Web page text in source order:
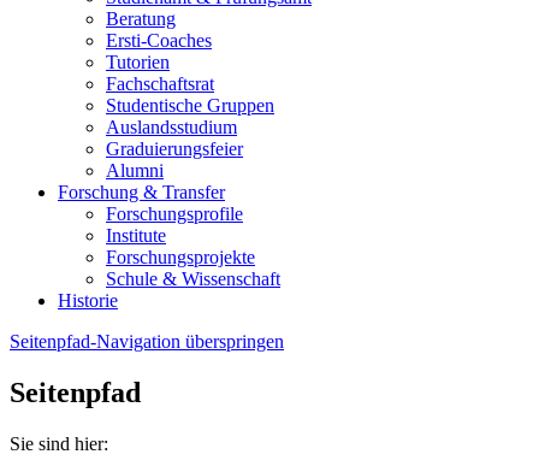
Beratung
Ersti-Coaches
Tutorien
Fachschaftsrat
Studentische Gruppen
Auslandsstudium
Graduierungsfeier
Alumni
Forschung & Transfer
Forschungsprofile
Institute
Forschungsprojekte
Schule & Wissenschaft
Historie
Seitenpfad-Navigation überspringen
Seitenpfad
Sie sind hier: